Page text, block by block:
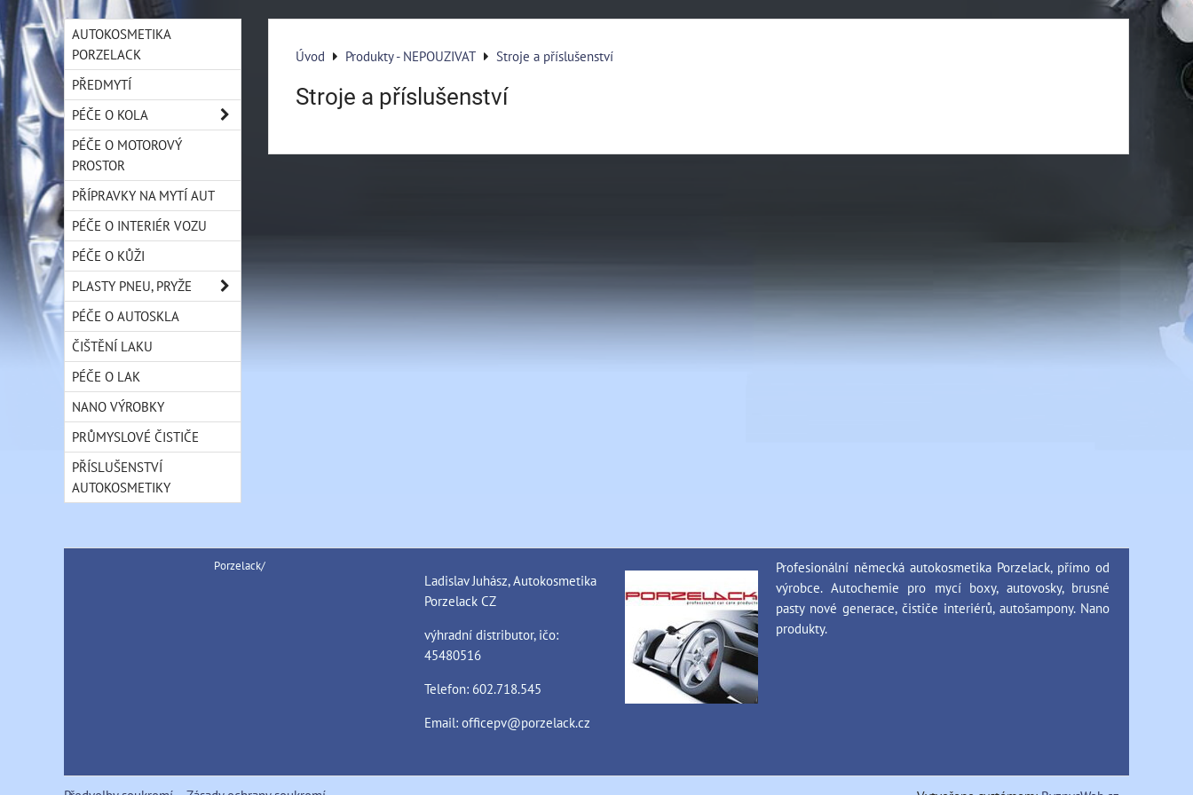
Úvod Produkty - NEPOUZIVAT Stroje a příslušenství
Stroje a příslušenství
AUTOKOSMETIKA
PORZELACK
PŘEDMYTÍ
PÉČE O KOLA
PÉČE O MOTOROVÝ
PROSTOR
PŘÍPRAVKY NA MYTÍ AUT
PÉČE O INTERIÉR VOZU
PÉČE O KŮŽI
PLASTY PNEU, PRYŽE
PÉČE O AUTOSKLA
ČIŠTĚNÍ LAKU
PÉČE O LAK
NANO VÝROBKY
PRŮMYSLOVÉ ČISTIČE
PŘÍSLUŠENSTVÍ
AUTOKOSMETIKY
Porzelack/
Ladislav Juhász, Autokosmetika
Porzelack CZ
výhradní distributor, ičo:
45480516
Telefon: 602.718.545
Email: officepv@porzelack.cz
Profesionální německá autokosmetika Porzelack, přímo od
výrobce. Autochemie pro mycí boxy, autovosky, brusné
pasty nové generace, čističe interiérů, autošampony. Nano
produkty.